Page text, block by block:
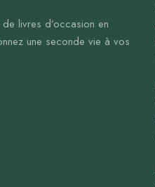
livres d’occasion en
une seconde vie à vos